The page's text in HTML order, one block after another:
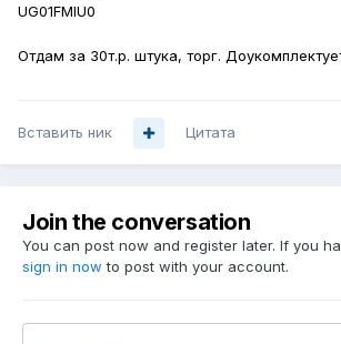
UG01FMIU0
Отдам за 30т.р. штука, торг.
Вставить ник Цитата
Join the conversation
You can post now and register later. If you
sign in now to post with your account.